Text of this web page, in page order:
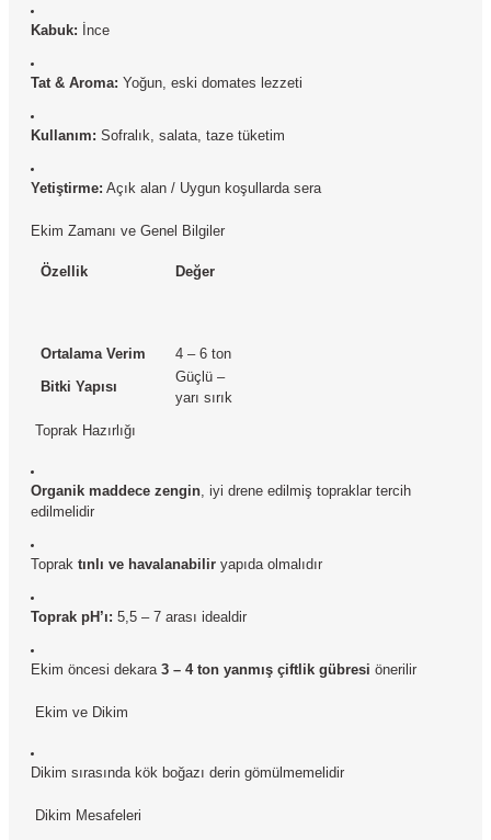
Kabuk: İnce
Tat & Aroma: Yoğun, eski domates lezzeti
Kullanım: Sofralık, salata, taze tüketim
Yetiştirme: Açık alan / Uygun koşullarda sera
Ekim Zamanı ve Genel Bilgiler
Özellik Değer
Ortalama Verim
4 – 6 ton
Bitki Yapısı
Güçlü –
yarı sırık
Toprak Hazırlığı
Organik maddece zengin, iyi drene edilmiş topraklar tercih
edilmelidir
Toprak tınlı ve havalanabilir yapıda olmalıdır
Toprak pH’ı: 5,5 – 7 arası idealdir
Ekim öncesi dekara 3 – 4 ton yanmış çiftlik gübresi önerilir
Ekim ve Dikim
Dikim sırasında kök boğazı derin gömülmemelidir
Dikim Mesafeleri